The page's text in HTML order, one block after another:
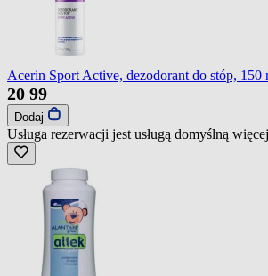
Acerin Sport Active, dezodorant do stóp, 150
20 99
Dodaj
Usługa rezerwacji jest usługą domyślną więcej